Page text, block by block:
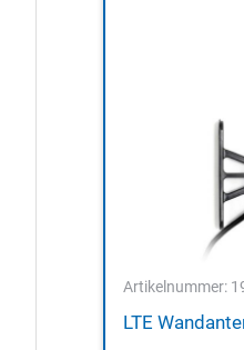
Artikelnummer:
LTE